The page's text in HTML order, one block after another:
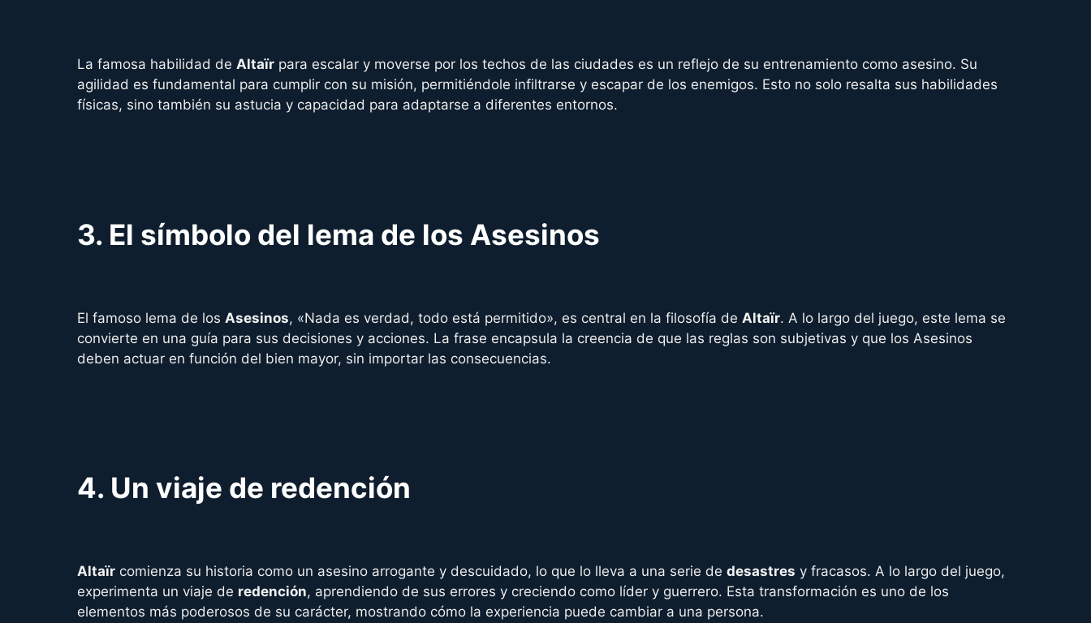
La famosa habilidad de Altaïrpara escalar y moverse por los techos de las ciudades es un reflejo de su entrenamiento como asesino. Su
agilidad es fundamental para cumplir con su misión, permitiéndole infiltrarse y escapar de los enemigos. Esto no solo resalta sus habilidades
físicas, sino también su astucia y capacidad para adaptarse a diferentes entornos.
3. El símbolo del lema de los Asesinos
El famoso lema de los Asesinos, «Nada es verdad, todo está permitido», es central en la filosofía de Altaïr. A lo largo del juego, este lema se
convierte en una guía para sus decisiones y acciones. La frase encapsula la creencia de que las reglas son subjetivas y que los Asesinos
deben actuar en función del bien mayor, sin importar las consecuencias.
4. Un viaje de redención
Altaïrcomienza su historia como un asesino arrogante y descuidado, lo que lo lleva a una serie de desastres y fracasos. A lo largo del juego,
experimenta un viaje de redención, aprendiendo de sus errores y creciendo como líder y guerrero. Esta transformación es uno de los
elementos más poderosos de su carácter, mostrando cómo la experiencia puede cambiar a una persona.